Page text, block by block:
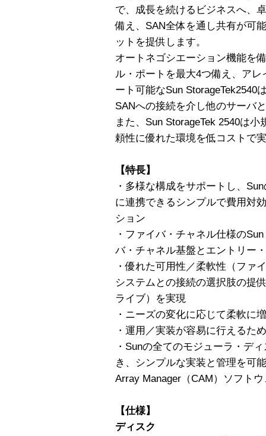
で、成長を続けるビジネスへ、
備え、SAN全体を通し共有が可
ットを提供します。
オートネゴシエーション機能を
ル・ポートを最大4つ備え、ア
ート可能なSun StorageTek2540
SANへの接続を介し他のサーバ
また、Sun StorageTek 2540は
頼性に優れた環境を低コストで
【特長】
・多様な構成をサポートし、
に連携できるシンプルで費用対
ション
・ファイバ・チャネル仕様の
バ・チャネル基盤とエントリー
・優れた可用性／柔軟性（ファ
システムとの接続の選択肢の提
ライブ）を実現
・ニーズの変化に応じて柔軟に
・運用／実装が容易に行えるた
・Sunの全てのモジューラ・デ
き、シンプルな実装と管理を可
Array Manager（CAM）ソフトウ
【仕様】
ディスク